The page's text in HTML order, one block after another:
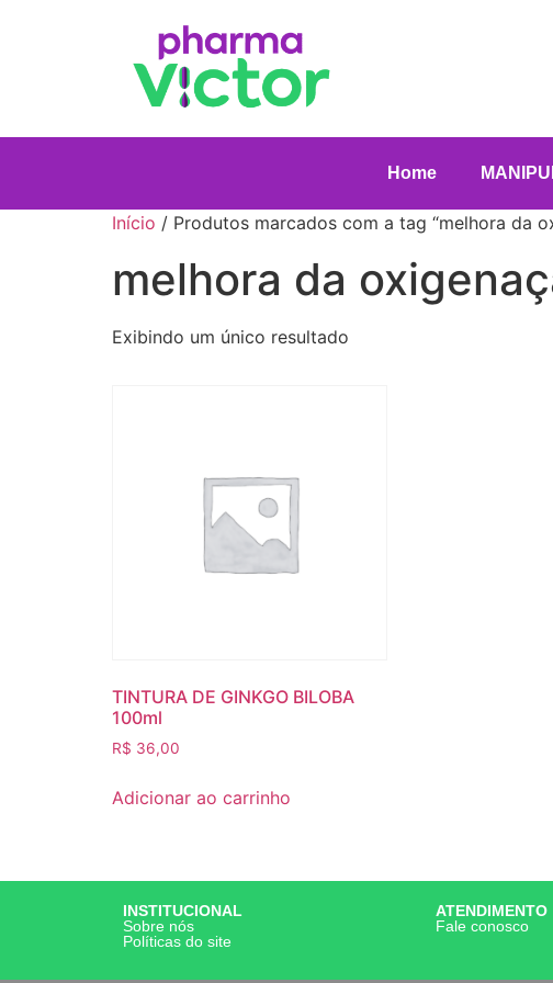
Home
Início / Produtos marcados com a tag “melhora da
melhora da
Exibindo um único resultado
TINTURA DE GINKGO BILOBA
100ml
R$ 36,00
Adicionar ao carrinho
INSTITUCIONAL
Sobre nós
Políticas do site
ATENDIMENTO
Fale conosco